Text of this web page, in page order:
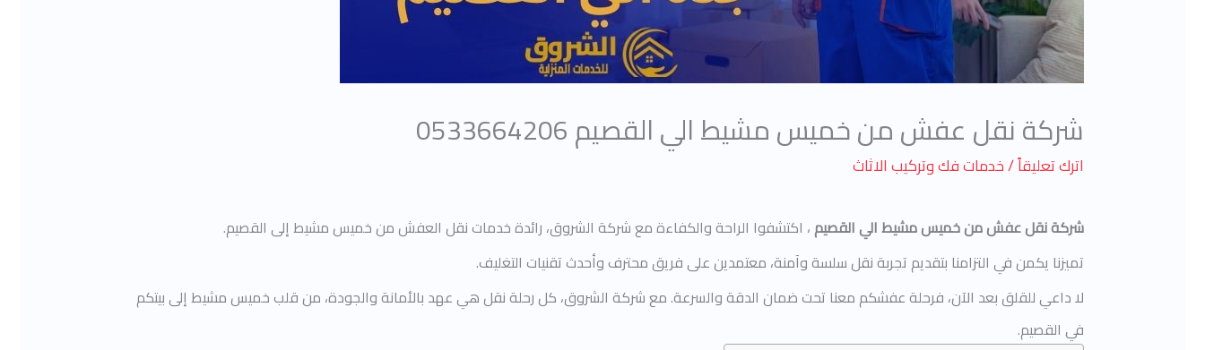
شركة نقل عفش من خميس مشيط الي القصيم 0533664206
اترك تعليقاً/خدمات فك وتركيب الاثاث
شركة نقل عفش من خميس مشيط الي القصيم ، اكتشفوا الراحة والكفاءة مع شركة الشروق، رائدة خدمات نقل العفش من خميس مشيط إلى القصيم.
تميزنا يكمن في التزامنا بتقديم تجربة نقل سلسة وآمنة، معتمدين على فريق محترف وأحدث تقنيات التغليف.
لا داعي للقلق بعد الآن، فرحلة عفشكم معنا تحت ضمان الدقة والسرعة. مع شركة الشروق، كل رحلة نقل هي عهد بالأمانة والجودة، من قلب خميس مشيط إلى بيتكم
في القصيم.